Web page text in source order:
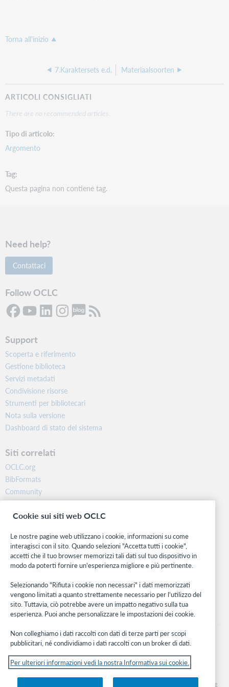
Torna all'inizio
7.Karaktersets e.d. Materiaalsoorten
ARTICOLI CONSIGLIATI
There are no recommended articles.
Tipo di articolo
Argomento
Tag
Questa pagina non contiene tag.
Need help?
Contattaci
Follow OCLC
Support
Scoperta e riferimento
Gestione biblioteca
Servizi metadati
Condivisione risorse
Strumenti per bibliotecari
Nota sulla versione
Dashboard di stato del sistema
Siti correlati
OCLC.org
BibFormats
Community
Ricerca
WebJunction
Stay in the know.
Ricevi gli ultimi aggiornamenti di prodotti, ricerche, eventi e molto
altro direttamente nella tua casella di posta.
Subscribe now
© 2026 OCLC
Marchi e/o marchi di servizio nazionali e internazionali di OCLC, Inc. e delle sue
Cookie sui siti web OCLC
Le nostre pagine web utilizzano i cookie, informazioni su come
interagisci con il sito. Quando selezioni "Accetta tutti i cookie",
accetti che il tuo browser memorizzi tali dati sul tuo dispositivo in
modo da poterti fornire un'esperienza migliore e più pertinente.
Selezionando "Rifiuta i cookie non necessari" i dati memorizzati
vengono limitati a quanto strettamente necessario per l'utilizzo del
sito. Tuttavia, ciò potrebbe avere un impatto negativo sulla tua
esperienza. Puoi anche personalizzare le impostazioni dei cookie.
Non colleghiamo i dati raccolti con dati di terze parti per scopi
pubblicitari, né condividiamo i dati raccolti con un broker di dati.
Per ulteriori informazioni vedi la nostra Informativa sui cookie.